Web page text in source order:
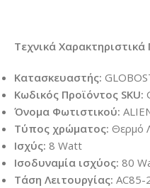
Τεχνικά Χαρακτηριστικά
Κατασκευαστής:
Κωδικός Προϊόντος SKU:
Όνομα Φωτιστικού:
Τύπος χρώματος: Θερμό
Ισχύς: 8 Watt
Ισοδυναμία ισχύος: 80
Τάση Λειτουργίας: AC85-